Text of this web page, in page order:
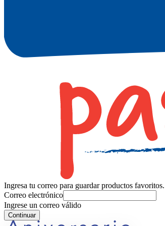
Ingresa tu correo para guardar productos favoritos.
Correo electrónico
Ingrese un correo válido
Continuar